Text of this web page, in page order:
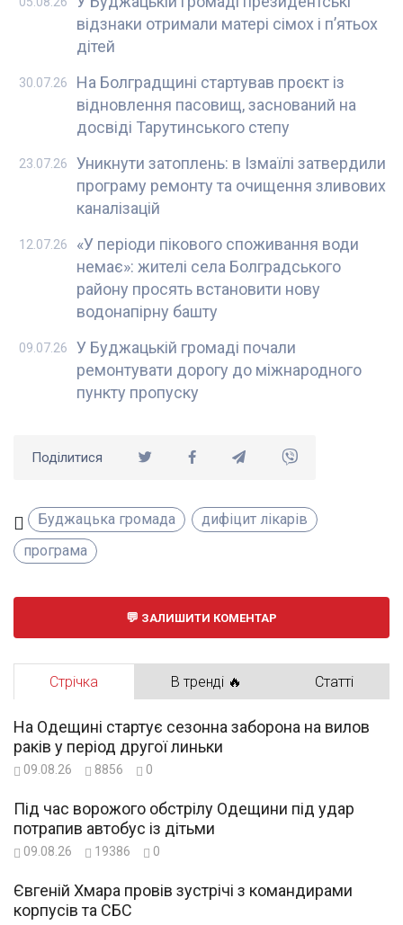
відзнаки отримали матері сімох і п’ятьох
дітей
На Болградщині стартував проєкт із
відновлення пасовищ, заснований на
досвіді Тарутинського степу
30.07.26
Уникнути затоплень: в Ізмаїлі затвердили
програму ремонту та очищення зливових
каналізацій
23.07.26
«У періоди пікового споживання води
немає»: жителі села Болградського
району просять встановити нову
водонапірну башту
12.07.26
У Буджацькій громаді почали
ремонтувати дорогу до міжнародного
пункту пропуску
09.07.26
Поділитися
Буджацька громада
дифіцит лікарів
програма
ЗАЛИШИТИ КОМЕНТАР
Стрічка В тренді 🔥 Статті
На Одещині стартує сезонна заборона на вилов
раків у період другої линьки
09.08.26 8856 0
Під час ворожого обстрілу Одещини під удар
потрапив автобус із дітьми
09.08.26 19386 0
Євгеній Хмара провів зустрічі з командирами
корпусів та СБС